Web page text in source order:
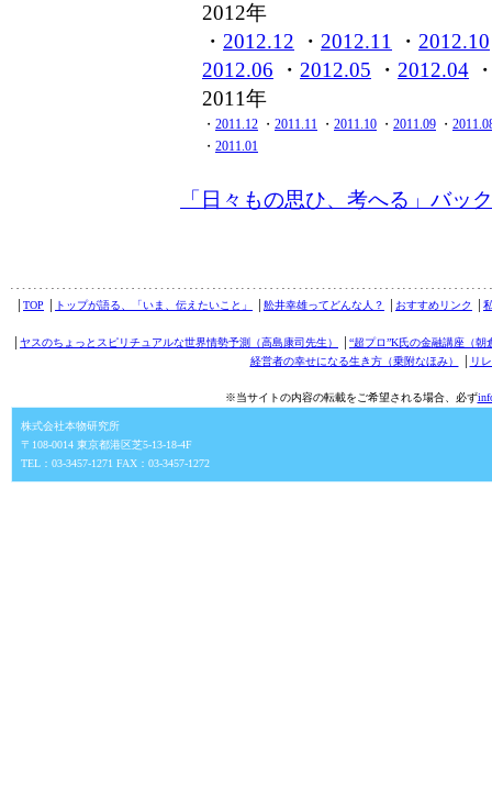
2012年
・ 2012.12 ・ 2012.11 ・ 2012.10
2012.06 ・ 2012.05 ・ 2012.04
2011年
・ 2011.12 ・ 2011.11 ・ 2011.10 ・ 2011.09 ・
・ 2011.01
「日々もの思ひ、考へる」バッ
TOP トップが語る、「いま、伝えたいこと」 舩井幸雄ってどんな人？ おすすめリンク
ヤスのちょっとスピリチュアルな世界情勢予測（高島康司先生）
“超プロ”K氏の金融講座（朝
経営者の幸せになる生き方（乗附なほみ）
リ
※当サイトの内容の転載をご希望される場合、必ず
株式会社本物研究所
〒108-0014 東京都港区芝5-13-18-4F
TEL：03-3457-1271 FAX：03-3457-1272